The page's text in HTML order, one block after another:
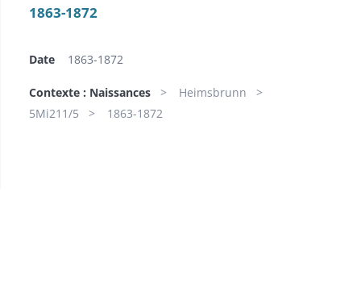
1863-1872
Date 1863-1872
Contexte : Naissances
Heimsbrunn
5Mi211/5
1863-1872